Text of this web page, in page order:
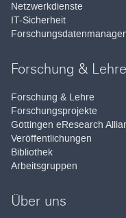
Netzwerkdienste
IT-Sicherheit
Forschung & Lehre
Forschung & Lehre
Forschungsprojekte
Göttingen eResearch
Veröffentlichungen
Bibliothek
Arbeitsgruppen
Über uns